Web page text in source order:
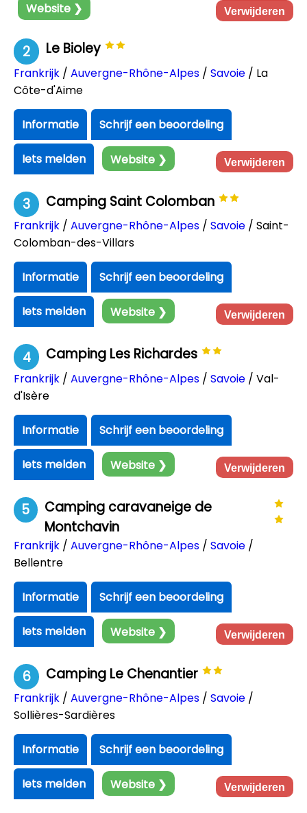
Website ❯ Verwijderen
2 Le Bioley
Frankrijk / Auvergne-Rhône-Alpes / Savoie / La
Côte-d'Aime
Informatie Schrijf een beoordeling
Iets melden Website ❯ Verwijderen
3 Camping Saint Colomban
Frankrijk / Auvergne-Rhône-Alpes / Savoie / Saint-
Colomban-des-Villars
Informatie Schrijf een beoordeling
Iets melden Website ❯ Verwijderen
4 Camping Les Richardes
Frankrijk / Auvergne-Rhône-Alpes / Savoie / Val-
d'Isère
Informatie Schrijf een beoordeling
Iets melden Website ❯ Verwijderen
5
Camping caravaneige de
Montchavin
Frankrijk / Auvergne-Rhône-Alpes / Savoie /
Bellentre
Informatie Schrijf een beoordeling
Iets melden Website ❯ Verwijderen
6 Camping Le Chenantier
Frankrijk / Auvergne-Rhône-Alpes / Savoie /
Sollières-Sardières
Informatie Schrijf een beoordeling
Iets melden Website ❯ Verwijderen